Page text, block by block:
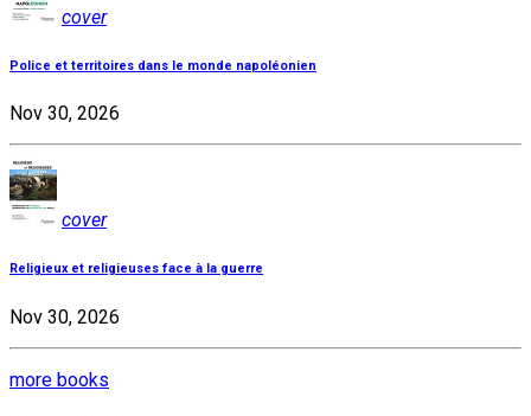
cover
Police et territoires dans le monde napoléonien
Nov 30, 2026
cover
Religieux et religieuses face à la guerre
Nov 30, 2026
more books